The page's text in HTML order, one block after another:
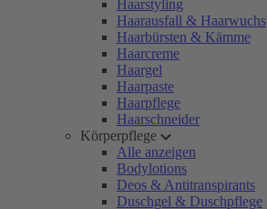
Haarstyling
Haarausfall & Haarwuchs
Haarbürsten & Kämme
Haarcreme
Haargel
Haarpaste
Haarpflege
Haarschneider
Körperpflege
Alle anzeigen
Bodylotions
Deos & Antitranspirants
Duschgel & Duschpflege